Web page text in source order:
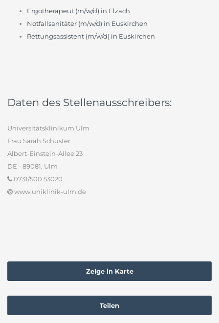
Ergotherapeut (m/w/d) in Elzach
Notfallsanitäter (m/w/d) in Euskirchen
Rettungsassistent (m/w/d) in Euskirchen
Daten des Stellenausschreibers:
Universitätsklinikum Ulm
Frau Sarah Schuster
Albert-Einstein-Allee 23
DE - 89081, Ulm
0731/500 53020
www.uniklinik-ulm.de
Zeige in Karte
Teilen